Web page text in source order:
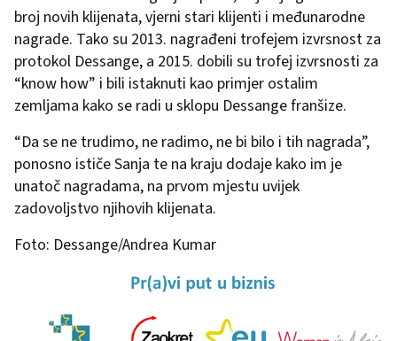
broj novih klijenata, vjerni stari klijenti i međunarodne
nagrade. Tako su 2013. nagrađeni trofejem izvrsnost za
protokol Dessange, a 2015. dobili su trofej izvrsnosti za
“know how” i bili istaknuti kao primjer ostalim
zemljama kako se radi u sklopu Dessange franšize.
“Da se ne trudimo, ne radimo, ne bi bilo i tih nagrada”,
ponosno ističe Sanja te na kraju dodaje kako im je
unatoč nagradama, na prvom mjestu uvijek
zadovoljstvo njihovih klijenata.
Foto: Dessange/Andrea Kumar